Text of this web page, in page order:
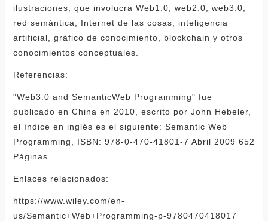
ilustraciones, que involucra Web1.0, web2.0, web3.0,
red semántica, Internet de las cosas, inteligencia
artificial, gráfico de conocimiento, blockchain y otros
conocimientos conceptuales.
Referencias:
"Web3.0 and SemanticWeb Programming" fue
publicado en China en 2010, escrito por John Hebeler,
el índice en inglés es el siguiente: Semantic Web
Programming, ISBN: 978-0-470-41801-7 Abril 2009 652
Páginas
Enlaces relacionados:
https://www.wiley.com/en-
us/Semantic+Web+Programming-p-9780470418017